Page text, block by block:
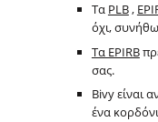
Τα PLB,
όχι,
Τα EPIRB
σας.
Bivy είναι
ένα